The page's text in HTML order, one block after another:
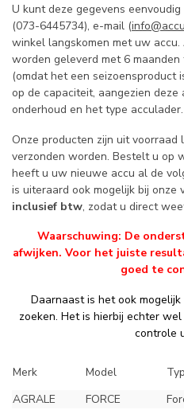
U kunt deze gegevens
(073-6445734), e-mail (
winkel langskomen met uw accu.
worden geleverd met 6
(omdat het een seizoensproduct
op de capaciteit, aangezien deze
onderhoud en het type acculader.
Onze producten zijn uit
verzonden worden. Bestelt u op
heeft u uw nieuwe accu al de
is uiteraard ook mogelijk bij onze
inclusief btw, zodat u direct
Waarschuwing: De
afwijken. Voor het juiste
goed te
Daarnaast is het ook
zoeken. Het is hierbij echter
controle
Merk Model
AGRALE
FORCE